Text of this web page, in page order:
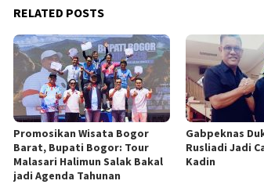
RELATED POSTS
Promosikan Wisata Bogor
Barat, Bupati Bogor: Tour
Malasari Halimun Salak Bakal
jadi Agenda Tahunan
Gabpeknas
Rusliadi Jadi
Kadin